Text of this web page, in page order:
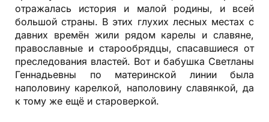
отражалась история и малой родины, и всей
большой страны. В этих глухих лесных местах с
давних времён жили рядом карелы и славяне,
православные и старообрядцы, спасавшиеся от
преследования властей. Вот и бабушка Светланы
Геннадьевны по материнской линии была
наполовину карелкой, наполовину славянкой, да
к тому же ещё и староверкой.